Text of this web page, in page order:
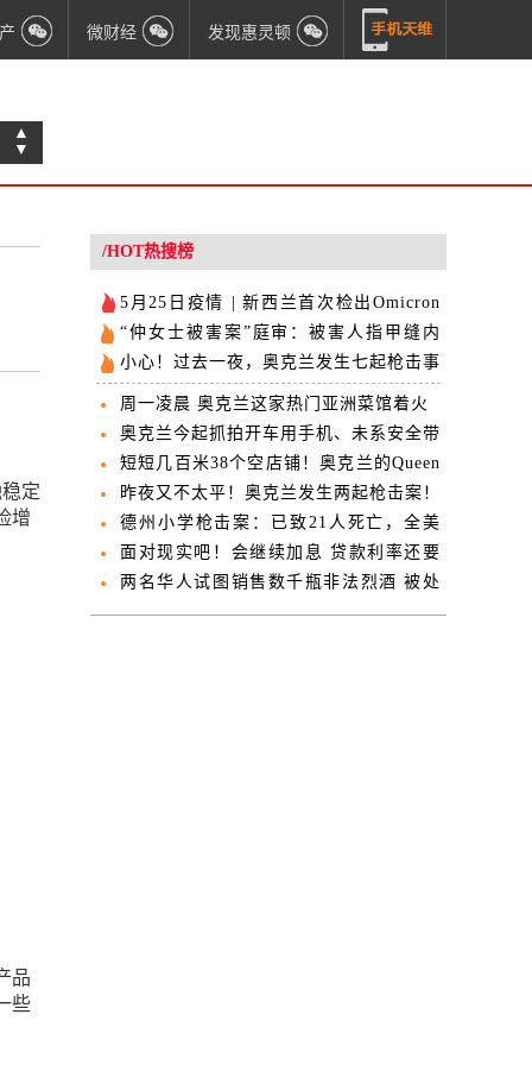
微财经 发现惠灵顿
▲
▼
定
增
品
些
/HOT热搜榜
5月25日疫情 | 新西兰首次检出Omicron
新子变体社区病例
“仲女士被害案”庭审：被害人指甲缝内
DNA与嫌疑人相符
小心！过去一夜，奥克兰发生七起枪击事
件！
周一凌晨 奥克兰这家热门亚洲菜馆着火
奥克兰今起抓拍开车用手机、未系安全带
短短几百米38个空店铺！奥克兰的Queen
St还有救吗？
昨夜又不太平！奥克兰发生两起枪击案！
多处房屋受损！
德州小学枪击案：已致21人死亡，全美
各地悼念遇难者
面对现实吧！会继续加息 贷款利率还要
再涨
两名华人试图销售数千瓶非法烈酒 被处
大额罚金